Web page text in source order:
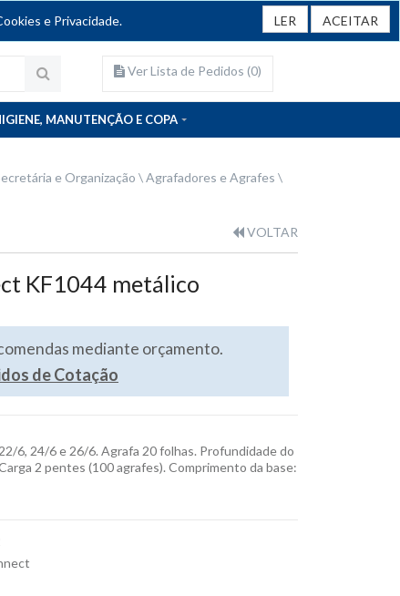
e Privacidade. LER ACEITAR
Ver Lista de Pedidos (0)
MANUTENÇÃO E COPA
e Organização
Agrafadores e Agrafes
VOLTAR
KF1044 metálico
mediante orçamento.
de Cotação
6, 24/6 e 26/6. Agrafa 20 folhas. Profundidade do
2 pentes (100 agrafes). Comprimento da base: